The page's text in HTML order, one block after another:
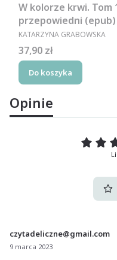
W kolorze krwi. Tom
przepowiedni (epub)
PRODUCENT
KATARZYNA GRABOWSKA
Cena
37,90 zł
Do koszyka
Opinie
czytadeliczne@gmail.com
9 marca 2023